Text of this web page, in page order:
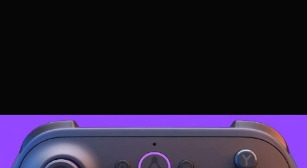
Stadia HUN 2024.12.16. 13:59